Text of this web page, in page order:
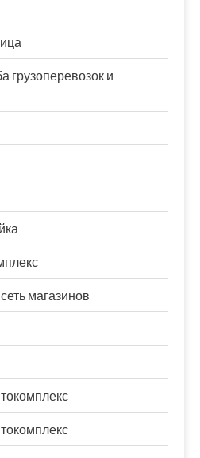
грузоперевозок и
магазинов